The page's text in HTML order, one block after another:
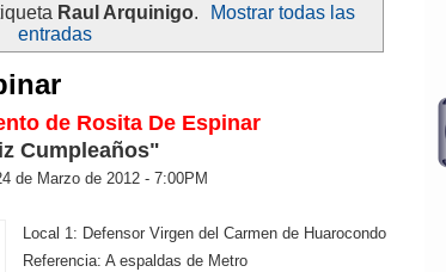
Raul Arquinigo.
Mostrar todas las
entradas
de Rosita De Espinar
Cumpleaños"
de Marzo de 2012 - 7:00PM
Local 1: Defensor Virgen del Carmen de Huarocondo
Referencia: A espaldas de Metro